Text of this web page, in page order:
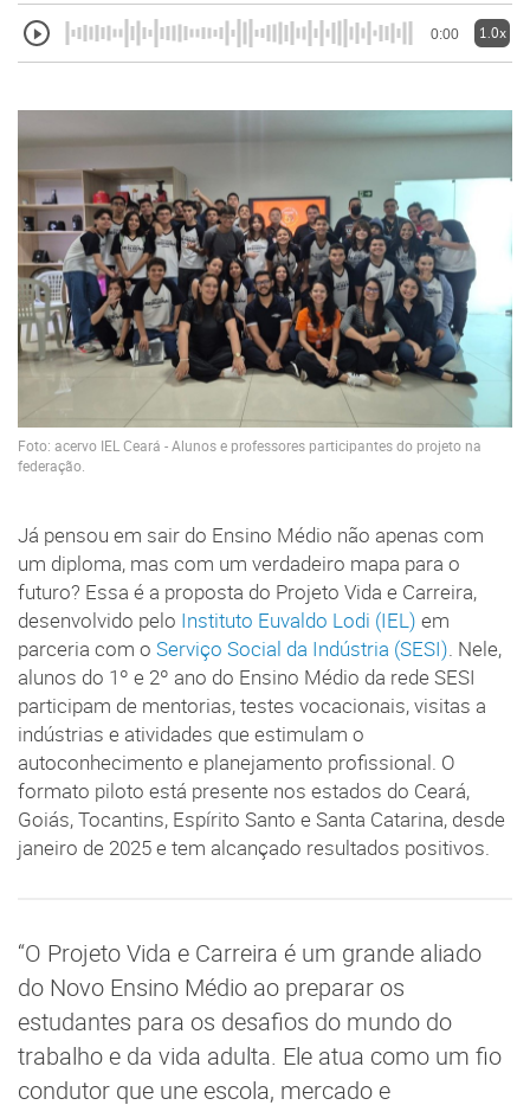
0:00 1.0x
Foto: acervo IEL Ceará - Alunos e professores participantes do projeto na
federação.
Já pensou em sair do Ensino Médio não apenas com
um diploma, mas com um verdadeiro mapa para o
futuro? Essa é a proposta do Projeto Vida e Carreira,
desenvolvido pelo Instituto Euvaldo Lodi (IEL) em
parceria com o Serviço Social da Indústria (SESI). Nele,
alunos do 1º e 2º ano do Ensino Médio da rede SESI
participam de mentorias, testes vocacionais, visitas a
indústrias e atividades que estimulam o
autoconhecimento e planejamento profissional. O
formato piloto está presente nos estados do Ceará,
Goiás, Tocantins, Espírito Santo e Santa Catarina, desde
janeiro de 2025 e tem alcançado resultados positivos.
“O Projeto Vida e Carreira é um grande aliado
do Novo Ensino Médio ao preparar os
estudantes para os desafios do mundo do
trabalho e da vida adulta. Ele atua como um fio
condutor que une escola, mercado e